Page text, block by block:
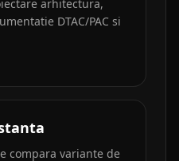
arhitectura,
DTAC/PAC si
compara variante de